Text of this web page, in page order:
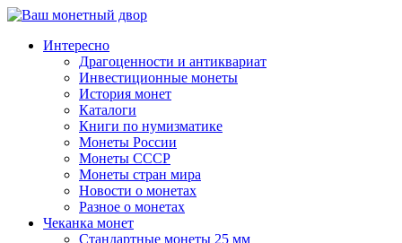
↓
основному
содержимому
Интересно
Драгоценности и антиквариат
Инвестиционные монеты
История монет
Каталоги
Книги по нумизматике
Монеты России
Монеты СССР
Монеты стран мира
Новости о монетах
Разное о монетах
Чеканка монет
Стандартные монеты 25 мм